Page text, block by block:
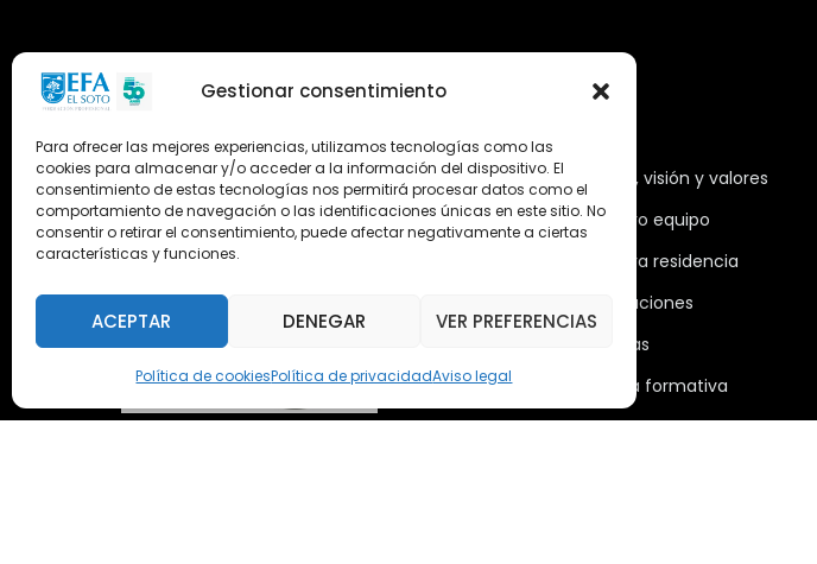
Gestionar consentimiento
Para ofrecer las mejores experiencias, utilizamos tecnologías como las
cookies para almacenar y/o acceder a la información del dispositivo. El
consentimiento de estas tecnologías nos permitirá procesar datos como el
comportamiento de navegación o las identificaciones únicas en este sitio. No
consentir o retirar el consentimiento, puede afectar negativamente a ciertas
características y funciones.
ACEPTAR DENEGAR VER PREFERENCIAS
Política de cookiesPolítica de privacidadAviso legal
Misión, visión y valores
Nuestro equipo
Nuestra residencia
Instalaciones
Noticias
Oferta formativa
Descargas